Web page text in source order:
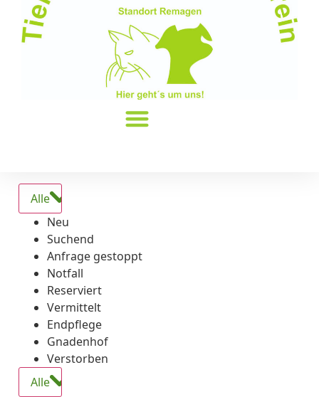
Alle
Neu
Suchend
Anfrage gestoppt
Notfall
Reserviert
Vermittelt
Endpflege
Gnadenhof
Verstorben
Alle